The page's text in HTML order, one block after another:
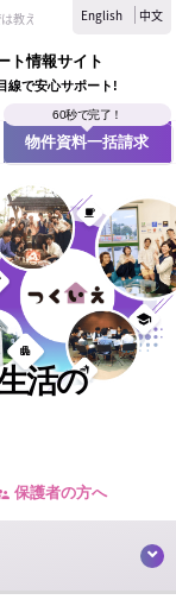
えてくれない、筑波大生なら
English 中文
ト情報サイト
線で安心サポート!
60秒で完了！
物件資料一括請求
活の
保護者の方へ